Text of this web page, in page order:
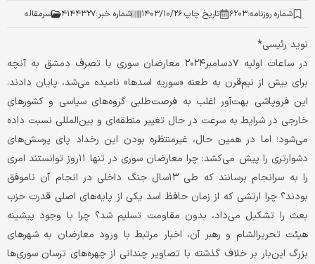
شماره روزنامه:۶۲۰۳ تاریخ چاپ:۱۴۰۳/۱۰/۲۶ شماره خبر:۴۱۴۴۳۲۷ سرمقاله
نوید رئیسی*
در ساعات اولیه ۷دسامبر۲۰۲۴ معارضان سوری با تصرف دمشق به آنچه
برای بیش از نیم‌قرن به طعنه «سوریه اسدها» نامیده می‌شد، پایان دادند.
این فروپاشی بهت‌آور اغلب به فرصت‌طلبی گروه‌های سیاسی و کشورهای
خارجی در شرایط به سرعت در حال تغییر منطقه‌ای و بین‌المللی نسبت داده
می‌شود؛ اما در همین حال، غیرمنتظره بودن این رخداد پای پرسش‌های
دشوارتری را پیش می‌کشد: چرا معارضان سوری در تنها ۱۱روز توانستند امری
را به سرانجام برسانند که طی ۱۳سال جنگ داخلی در انجام آن ناموفق
بودند؟ چرا ارتشی که از زمان حافظ اسد یکی از پایه‌های اصلی قدرت حزب
بعث را تشکیل می‌داد، بدون مقاومت تسلیم شد؟ چرا با وجود پیشینه
هیئت تحریرالشام و رهبر آن، اخبار مرتبط با ورود معارضان به شهرهای
بزرگ این‌بار بر خلاف گذشته با تصاویر چندانی از چهره‌های ترسان سوری‌ها